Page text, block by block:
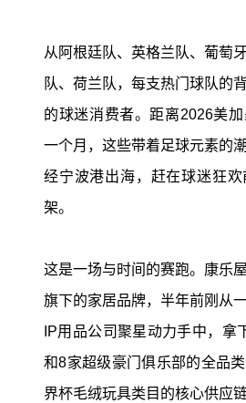
从阿根廷队、英格兰队、葡萄
队、荷兰队，每支热门球队的
的球迷消费者。距离2026美
一个月，这些带着足球元素的
经宁波港出海，赶在球迷狂
架。
这是一场与时间的赛跑。康乐
旗下的家居品牌，半年前刚从
IP用品公司聚星动力手中，拿
和8家超级豪门俱乐部的全品
界杯毛绒玩具类目的核心供应